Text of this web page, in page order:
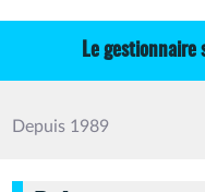
Le gestionnaire
Depuis 1989